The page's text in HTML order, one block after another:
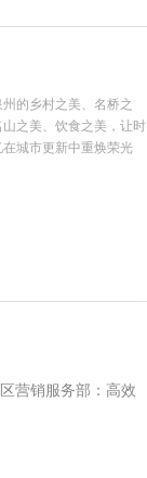
的乡村之美、名桥之
山之美、饮食之美，让时
在城市更新中重焕荣光
营销服务部：高效